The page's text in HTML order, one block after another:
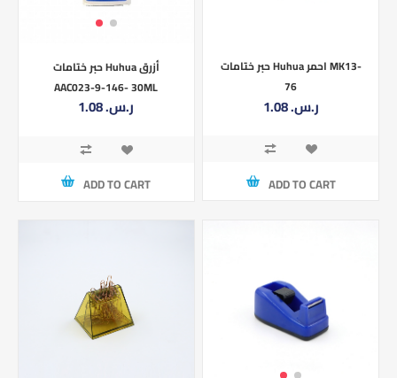
حبر ختامات Huhua أزرق
AAC023-9-146- 30ML
1.08 ر.س.‏
ADD TO CART
حبر ختامات Huhua احمر MK13-
76
1.08 ر.س.‏
ADD TO CART